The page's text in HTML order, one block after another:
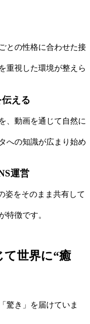
との性格に合わせた接
重視した環境が整えら
える
、動画を通じて自然に
への知識が広まり始め
運営
姿をそのまま共有して
特徴です。
て世界に“癒
驚き」を届けていま